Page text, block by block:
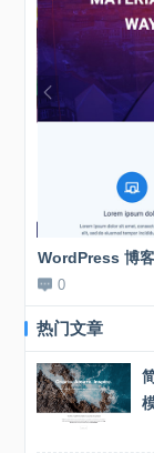
WordPress 博
0
热门文章